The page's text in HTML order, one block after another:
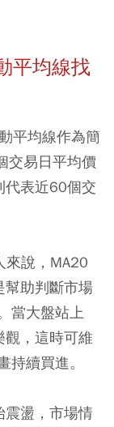
平均線找
平均線作為簡
交易日平均價
代表近60個交
來說，MA20
幫助判斷市場
當大盤站上
觀，這時可維
續買進。
震盪，市場情